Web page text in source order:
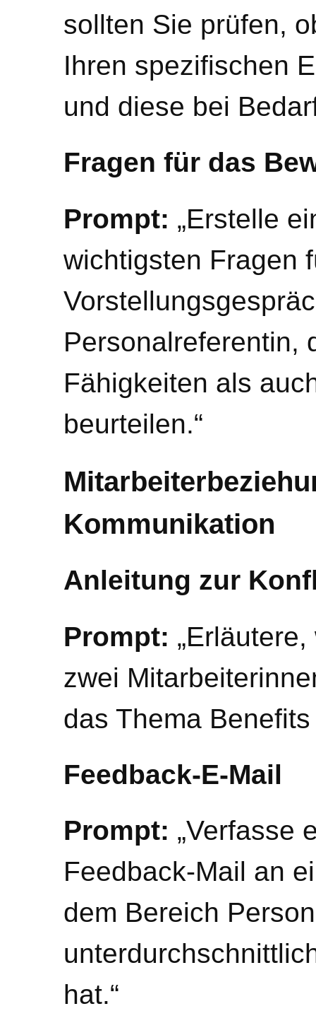
sollten Sie prüfen,
Ihren spezifischen
und diese bei
Fragen für das
Prompt: „Erstelle
wichtigsten Fragen
Personalreferentin,
Fähigkeiten als
beurteilen.“
Kommunikation
Anleitung zur
Prompt:
zwei
das Thema
Feedback-E-Mail
Prompt: „Verfasse
Feedback-Mail an
dem Bereich
hat.“